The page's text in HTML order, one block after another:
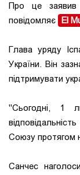
Про це заявив
повідомляє El
Глава уряду
України. Він
підтримувати
"Сьогодні, 1
Союзу протягом
Санчес